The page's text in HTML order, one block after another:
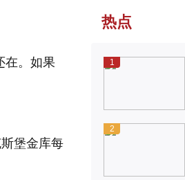
在。如果
堡金库每
热点
1
2